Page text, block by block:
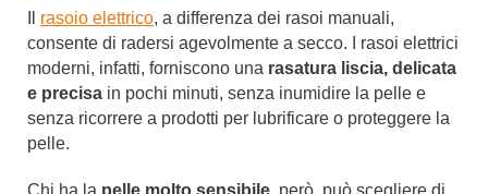
rasoio elettrico, a differenza dei rasoi manuali,
consente di radersi agevolmente a secco. I rasoi elettrici
moderni, infatti, forniscono una rasatura liscia, delicata
e precisa in pochi minuti, senza inumidire la pelle e
senza ricorrere a prodotti per lubrificare o proteggere la
pelle.